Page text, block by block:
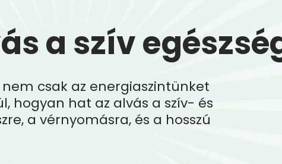
a szív
csak az energiaszintünket
hogyan hat az alvás a szív- és
a vérnyomásra, és a hosszú